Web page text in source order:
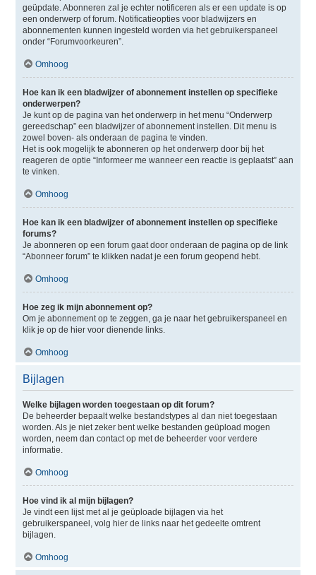
geüpdate. Abonneren zal je echter notificeren als er een update is op
een onderwerp of forum. Notificatieopties voor bladwijzers en
abonnementen kunnen ingesteld worden via het gebruikerspaneel
onder “Forumvoorkeuren”.
Omhoog
Hoe kan ik een bladwijzer of abonnement instellen op specifieke
onderwerpen?
Je kunt op de pagina van het onderwerp in het menu “Onderwerp
gereedschap” een bladwijzer of abonnement instellen. Dit menu is
zowel boven- als onderaan de pagina te vinden.
Het is ook mogelijk te abonneren op het onderwerp door bij het
reageren de optie “Informeer me wanneer een reactie is geplaatst” aan
te vinken.
Omhoog
Hoe kan ik een bladwijzer of abonnement instellen op specifieke
forums?
Je abonneren op een forum gaat door onderaan de pagina op de link
“Abonneer forum” te klikken nadat je een forum geopend hebt.
Omhoog
Hoe zeg ik mijn abonnement op?
Om je abonnement op te zeggen, ga je naar het gebruikerspaneel en
klik je op de hier voor dienende links.
Omhoog
Bijlagen
Welke bijlagen worden toegestaan op dit forum?
De beheerder bepaalt welke bestandstypes al dan niet toegestaan
worden. Als je niet zeker bent welke bestanden geüpload mogen
worden, neem dan contact op met de beheerder voor verdere
informatie.
Omhoog
Hoe vind ik al mijn bijlagen?
Je vindt een lijst met al je geüploade bijlagen via het
gebruikerspaneel, volg hier de links naar het gedeelte omtrent
bijlagen.
Omhoog